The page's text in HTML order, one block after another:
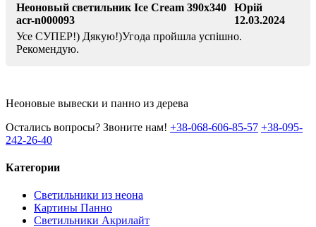
Неоновый светильник Ice Cream 390х340
acr-n000093
Юрій
12.03.2024
Усе СУПЕР!) Дякую!)Угода пройшла успішно.
Рекомендую.
Неоновые вывески и панно из дерева
Остались вопросы? Звоните нам! +38-068-606-85-57 +38-095-
242-26-40
Категории
Светильники из неона
Картины Панно
Светильники Акрилайт